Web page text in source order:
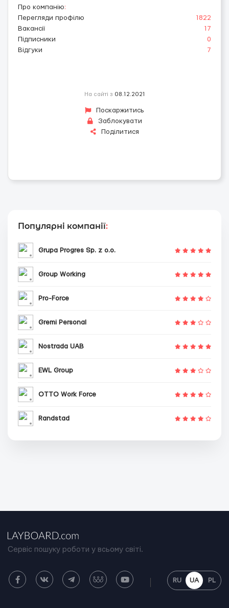
Про компанію:
Перегляди профілю
1822
Вакансії
17
Підписники
0
Відгуки
7
На сайті з 08.12.2021
Поскаржитись
Заблокувати
Поділитися
Популярні компанії:
Grupa Progres Sp. z o.o.
Group Working
Pro-Force
Gremi Personal
Nostrada UAB
EWL Group
OTTO Work Force
Randstad
Сервіс пошуку роботи у всьому світі.
RU UA PL